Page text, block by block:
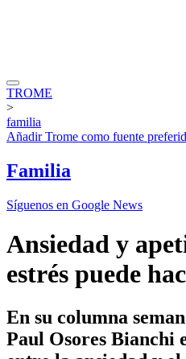
TROME
>
familia
AñadirTrome como fuente
Familia
Síguenos en Google News
Ansiedad y
estrés puede
En su columna
Paul Osores Bianchi